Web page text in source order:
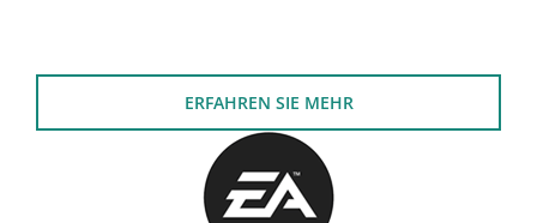
ERFAHREN SIE MEHR